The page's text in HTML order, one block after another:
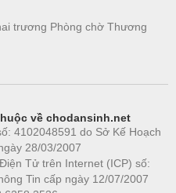
trương Phòng chờ Thương
về chodansinh.net
4102048591 do Sở Kế Hoạch
28/03/2007
Tử trên Internet (ICP) số:
Tin cấp ngày 12/07/2007